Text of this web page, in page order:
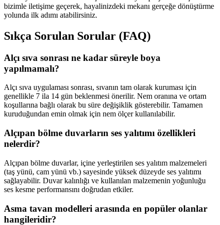
bizimle iletişime geçerek, hayalinizdeki mekanı gerçeğe dönüştürme
yolunda ilk adımı atabilirsiniz.
Sıkça Sorulan Sorular (FAQ)
Alçı sıva sonrası ne kadar süreyle boya
yapılmamalı?
Alçı sıva uygulaması sonrası, sıvanın tam olarak kuruması için
genellikle 7 ila 14 gün beklenmesi önerilir. Nem oranına ve ortam
koşullarına bağlı olarak bu süre değişiklik gösterebilir. Tamamen
kuruduğundan emin olmak için nem ölçer kullanılabilir.
Alçıpan bölme duvarların ses yalıtımı özellikleri
nelerdir?
Alçıpan bölme duvarlar, içine yerleştirilen ses yalıtım malzemeleri
(taş yünü, cam yünü vb.) sayesinde yüksek düzeyde ses yalıtımı
sağlayabilir. Duvar kalınlığı ve kullanılan malzemenin yoğunluğu
ses kesme performansını doğrudan etkiler.
Asma tavan modelleri arasında en popüler olanlar
hangileridir?